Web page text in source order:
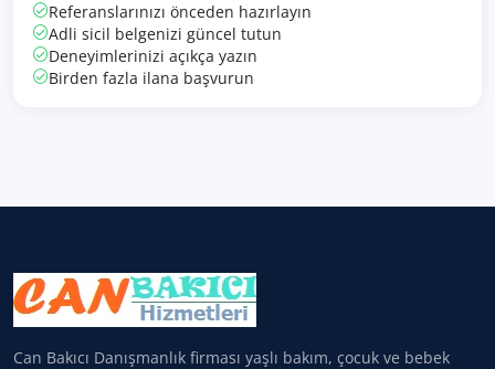
Referanslarınızı önceden hazırlayın
Adli sicil belgenizi güncel tutun
Deneyimlerinizi açıkça yazın
Birden fazla ilana başvurun
Can Bakıcı Danışmanlık firması yaşlı bakım, çocuk ve bebek